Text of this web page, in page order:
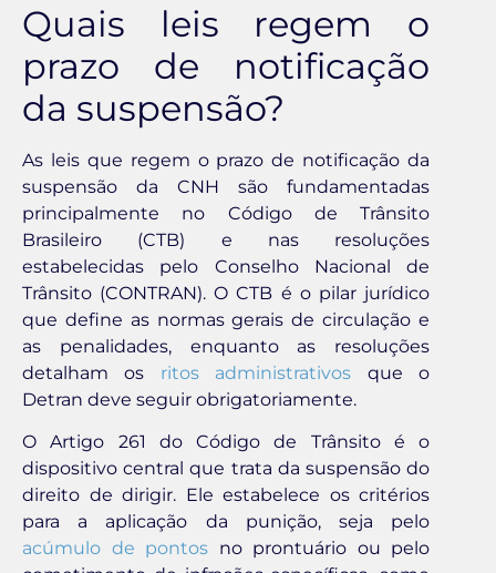
Quais leis regem o
prazo de notificação
da suspensão?
As leis que regem o prazo de notificação da
suspensão da CNH são fundamentadas
principalmente no Código de Trânsito
Brasileiro (CTB) e nas resoluções
estabelecidas pelo Conselho Nacional de
Trânsito (CONTRAN). O CTB é o pilar jurídico
que define as normas gerais de circulação e
as penalidades, enquanto as resoluções
detalham os ritos administrativos que o
Detran deve seguir obrigatoriamente.
O Artigo 261 do Código de Trânsito é o
dispositivo central que trata da suspensão do
direito de dirigir. Ele estabelece os critérios
para a aplicação da punição, seja pelo
acúmulo de pontos no prontuário ou pelo